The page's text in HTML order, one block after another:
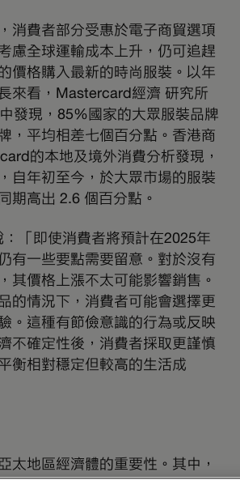
消費者部分受惠於電子商貿選項
慮全球運輸成本上升，仍可追趕
價格購入最新的時尚服裝。以年
來看，Mastercard經濟 研究所
發現，85%國家的大眾服裝品牌
，平均相差七個百分點。香港商
的本地及境外消費分析發現，
自年初至今，於大眾市場的服裝
期高出 2.6 個百分點。
「即使消費者將預計在2025年
有一些要點需要留意。對於沒有
其價格上漲不太可能影響銷售。
的情況下，消費者可能會選擇更
。這種有節儉意識的行為或反映
不確定性後，消費者採取更謹慎
衡相對穩定但較高的生活成
太地區經濟體的重要性。其中，
家中，便有四個國家位於亞太地